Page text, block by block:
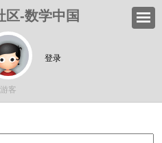
区-数学中国
登录
游客